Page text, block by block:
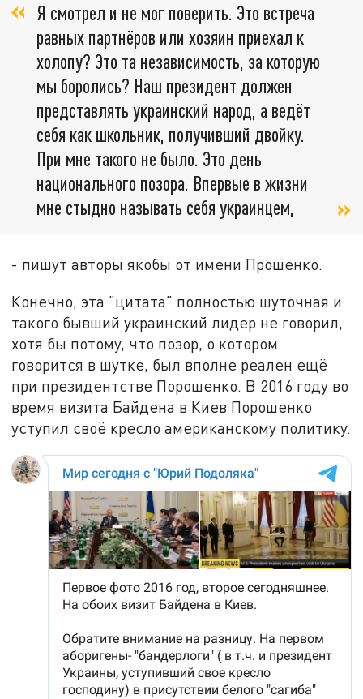
Я смотрел и не мог поверить. Это встреча
равных партнёров или хозяин приехал к
холопу? Это та независимость, за которую
мы боролись? Наш президент должен
представлять украинский народ, а ведёт
себя как школьник, получивший двойку.
При мне такого не было. Это день
национального позора. Впервые в жизни
мне стыдно называть себя украинцем,
- пишут авторы якобы от имени Прошенко.
Конечно, эта "цитата" полностью шуточная и
такого бывший украинский лидер не говорил,
хотя бы потому, что позор, о котором
говорится в шутке, был вполне реален ещё
при президентстве Порошенко. В 2016 году во
время визита Байдена в Киев Порошенко
уступил своё кресло американскому политику.